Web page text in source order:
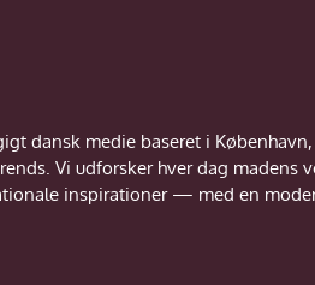
dansk medie baseret i
Vi udforsker hver dag madens
inspirationer — med en